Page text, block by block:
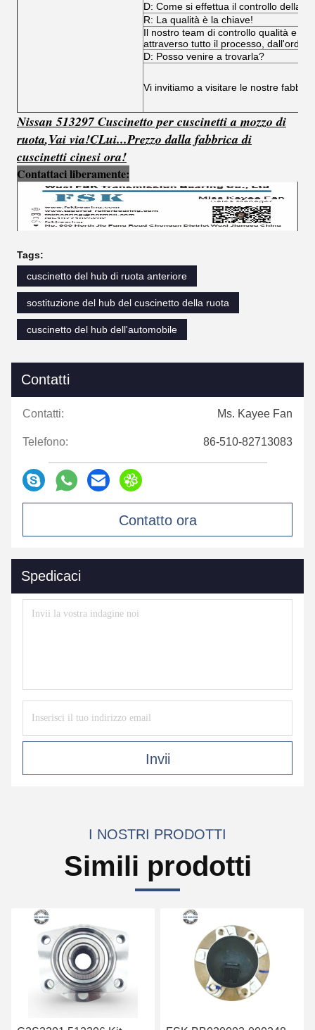
D: Come si effettua il controllo della
R: La qualità è la chiave!
Il nostro team di controllo qualità e il
attraverso tutto il processo,
D: Posso venire a trovarla?
Vi invitiamo a visitare le nostre
Nissan 513297 Cuscinetto per cuscinetti a mozzo di
ruota,Vai via!CLui...Prezzo dalla fabbrica di
cuscinetti cinesi ora!
Contattaci liberamente:
Tags:
cuscinetto del hub di ruota anteriore
sostituzione del hub del cuscinetto della ruota
cuscinetto del hub dell'automobile
Contatti
Contatti: Ms. Kayee Fan
Telefono: 86-510-82713083
Contatto ora
Spedicaci
Invii
I NOSTRI PRODOTTI
Simili prodotti